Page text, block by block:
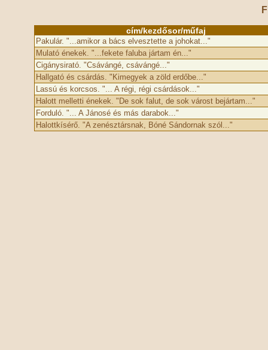
cím/kezdősor/műfaj
Pakulár. "...amikor a bács elvesztette a johokat..."
Mulató énekek. "...fekete faluba jártam én..."
Cigánysirató. "Csávángé, csávángé..."
Hallgató és csárdás. "Kimegyek a zöld erdőbe..."
Lassú és korcsos. "... A régi, régi csárdások..."
Halott melletti énekek. "De sok falut, de sok várost bejártam..."
Forduló. "... A Jánosé és más darabok..."
Halottkísérő. "A zenésztársnak, Bóné Sándornak szól..."